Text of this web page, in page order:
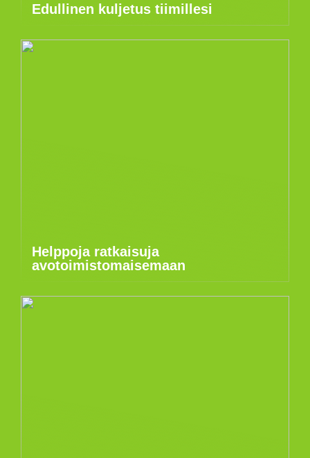
Edullinen kuljetus tiimillesi
Helppoja ratkaisuja
avotoimistomaisemaan